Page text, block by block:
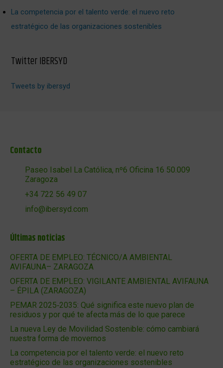
La competencia por el talento verde: el nuevo reto
estratégico de las organizaciones sostenibles
Twitter IBERSYD
Tweets by ibersyd
Contacto
Paseo Isabel La Católica, nº6 Oficina 16 50.009
Zaragoza
+34 722 56 49 07
info@ibersyd.com
Últimas noticias
OFERTA DE EMPLEO: TÉCNICO/A AMBIENTAL
AVIFAUNA– ZARAGOZA
OFERTA DE EMPLEO: VIGILANTE AMBIENTAL AVIFAUNA
– ÉPILA (ZARAGOZA)
PEMAR 2025‑2035: Qué significa este nuevo plan de
residuos y por qué te afecta más de lo que parece
La nueva Ley de Movilidad Sostenible: cómo cambiará
nuestra forma de movernos
La competencia por el talento verde: el nuevo reto
estratégico de las organizaciones sostenibles